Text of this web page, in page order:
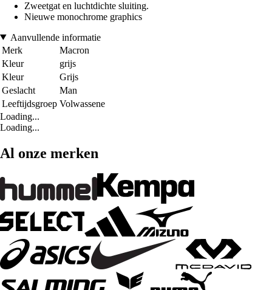
Zweetgat en luchtdichte sluiting.
Nieuwe monochrome graphics
Aanvullende informatie
Merk
Macron
Kleur
grijs
Kleur
Grijs
Geslacht
Man
Leeftijdsgroep Volwassene
Loading...
Loading...
Al onze merken